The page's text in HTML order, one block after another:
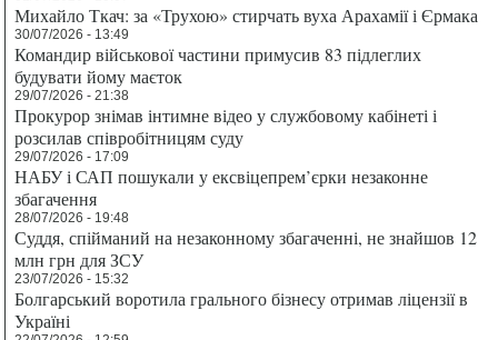
Михайло Ткач: за «Трухою» стирчать вуха Арахамії і Єрмака
30/07/2026 - 13:49
Командир військової частини примусив 83 підлеглих
будувати йому маєток
29/07/2026 - 21:38
Прокурор знімав інтимне відео у службовому кабінеті і
розсилав співробітницям суду
29/07/2026 - 17:09
НАБУ і САП пошукали у ексвіцепрем’єрки незаконне
збагачення
28/07/2026 - 19:48
Суддя, спійманий на незаконному збагаченні, не знайшов 12
млн грн для ЗСУ
23/07/2026 - 15:32
Болгарський воротила грального бізнесу отримав ліцензії в
Україні